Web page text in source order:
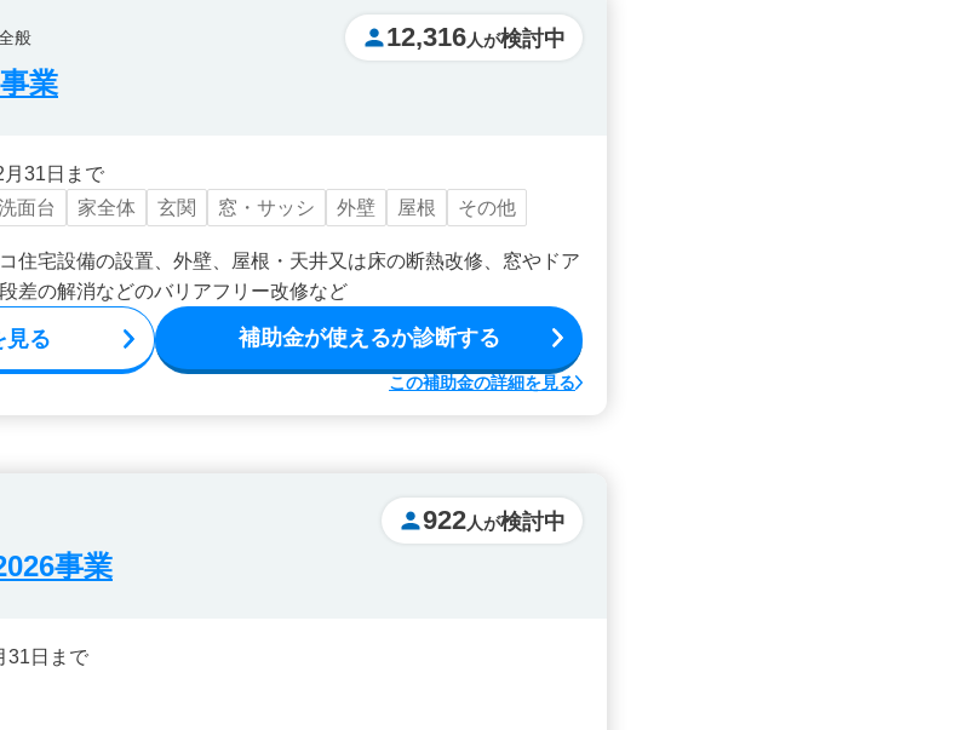
般 12,316人が検討中
業
月31日まで
面台 家全体 玄関 窓・サッシ 外壁 屋根
その他
住宅設備の設置、外壁、屋根・天井又は床の断熱改修、窓やドア
差の解消などのバリアフリー改修など
見る 補助金が使えるか診断する
この補助金の詳細を見る
922人が検討中
事業
31日まで